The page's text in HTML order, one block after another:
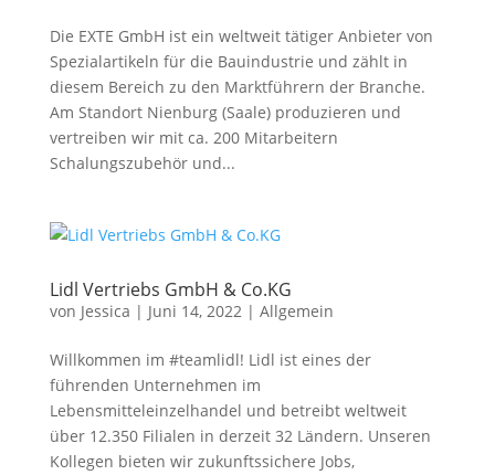
Die EXTE GmbH ist ein weltweit tätiger Anbieter von
Spezialartikeln für die Bauindustrie und zählt in
diesem Bereich zu den Marktführern der Branche.
Am Standort Nienburg (Saale) produzieren und
vertreiben wir mit ca. 200 Mitarbeitern
Schalungszubehör und...
Lidl Vertriebs GmbH & Co.KG
von Jessica | Juni 14, 2022| Allgemein
Willkommen im #teamlidl! Lidl ist eines der
führenden Unternehmen im
Lebensmitteleinzelhandel und betreibt weltweit
über 12.350 Filialen in derzeit 32 Ländern. Unseren
Kollegen bieten wir zukunftssichere Jobs,